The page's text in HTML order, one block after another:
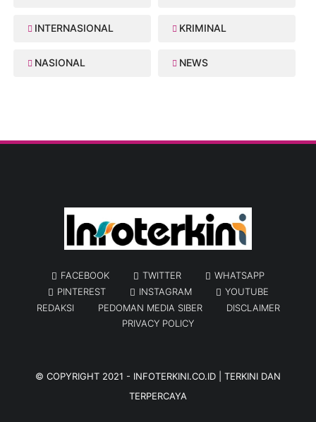
INTERNASIONAL KRIMINAL
NASIONAL NEWS
FACEBOOK TWITTER
WHATSAPP
PINTEREST
INSTAGRAM
YOUTUBE
REDAKSI
PEDOMAN MEDIA SIBER
DISCLAIMER
PRIVACY POLICY
© COPYRIGHT 2021 - INFOTERKINI.CO.ID | TERKINI DAN
TERPERCAYA